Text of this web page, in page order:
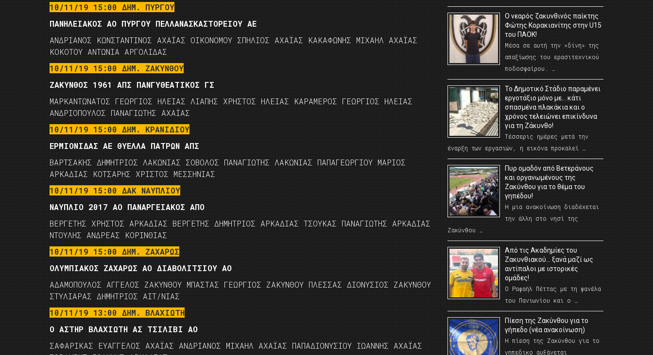
10/11/19 15:00 ΔΗΜ. ΠΥΡΓΟΥ
ΠΑΝΗΛΕΙΑΚΟΣ ΑΟ ΠΥΡΓΟΥ ΠΕΛΛΑΝΑΣΚΑΣΤΟΡΕΙΟΥ ΑΕ
ΑΝΔΡΙΑΝΟΣ ΚΩΝΣΤΑΝΤΙΝΟΣ ΑΧΑΪΑΣ ΟΙΚΟΝΟΜΟΥ ΣΠΗΛΙΟΣ ΑΧΑΪΑΣ ΚΑΚΑΦΩΝΗΣ ΜΙΧΑΗΛ ΑΧΑΪΑΣ
ΚΟΚΟΤΟΥ ΑΝΤΩΝΙΑ ΑΡΓΟΛΙΔΑΣ
10/11/19 15:00 ΔΗΜ. ΖΑΚΥΝΘΟΥ
ΖΑΚΥΝΘΟΣ 1961 ΑΠΣ ΠΑΝΓΥΘΕΑΤΙΚΟΣ ΓΣ
ΜΑΡΚΑΝΤΩΝΑΤΟΣ ΓΕΩΡΓΙΟΣ ΗΛΕΙΑΣ ΛΙΑΠΗΣ ΧΡΗΣΤΟΣ ΗΛΕΙΑΣ ΚΑΡΑΜΕΡΟΣ ΓΕΩΡΓΙΟΣ ΗΛΕΙΑΣ
ΑΝΔΡΙΟΠΟΥΛΟΣ ΠΑΝΑΓΙΩΤΗΣ ΑΧΑΪΑΣ
10/11/19 15:00 ΔΗΜ. ΚΡΑΝΙΔΙΟΥ
ΕΡΜΙΟΝΙΔΑΣ ΑΕ ΘΥΕΛΛΑ ΠΑΤΡΩΝ ΑΠΣ
ΒΑΡΤΣΑΚΗΣ ΔΗΜΗΤΡΙΟΣ ΛΑΚΩΝΙΑΣ ΣΟΒΟΛΟΣ ΠΑΝΑΓΙΩΤΗΣ ΛΑΚΩΝΙΑΣ ΠΑΠΑΓΕΩΡΓΙΟΥ ΜΑΡΙΟΣ
ΑΡΚΑΔΙΑΣ ΚΟΤΣΑΡΗΣ ΧΡΙΣΤΟΣ ΜΕΣΣΗΝΙΑΣ
10/11/19 15:00 ΔΑΚ ΝΑΥΠΛΙΟΥ
ΝΑΥΠΛΙΟ 2017 ΑΟ ΠΑΝΑΡΓΕΙΑΚΟΣ ΑΠΟ
ΒΕΡΓΕΤΗΣ ΧΡΗΣΤΟΣ ΑΡΚΑΔΙΑΣ ΒΕΡΓΕΤΗΣ ΔΗΜΗΤΡΙΟΣ ΑΡΚΑΔΙΑΣ ΤΣΟΥΚΑΣ ΠΑΝΑΓΙΩΤΗΣ ΑΡΚΑΔΙΑΣ
ΝΤΟΥΛΗΣ ΑΝΔΡΕΑΣ ΚΟΡΙΝΘΙΑΣ
10/11/19 15:00 ΔΗΜ. ΖΑΧΑΡΩΣ
ΟΛΥΜΠΙΑΚΟΣ ΖΑΧΑΡΩΣ ΑΟ ΔΙΑΒΟΛΙΤΣΙΟΥ ΑΟ
ΑΔΑΜΟΠΟΥΛΟΣ ΑΓΓΕΛΟΣ ΖΑΚΥΝΘΟΥ ΜΠΑΣΤΑΣ ΓΕΩΡΓΙΟΣ ΖΑΚΥΝΘΟΥ ΠΛΕΣΣΑΣ ΔΙΟΝΥΣΙΟΣ ΖΑΚΥΝΘΟΥ
ΣΤΥΛΙΑΡΑΣ ΔΗΜΗΤΡΙΟΣ ΑΙΤ/ΝΙΑΣ
10/11/19 13:00 ΔΗΜ. ΒΛΑΧΙΩΤΗ
Ο ΑΣΤΗΡ ΒΛΑΧΙΩΤΗ ΑΣ ΤΣΙΛΙΒΙ ΑΟ
ΣΑΦΑΡΙΚΑΣ ΕΥΑΓΓΕΛΟΣ ΑΧΑΪΑΣ ΑΝΔΡΙΑΝΟΣ ΜΙΧΑΗΛ ΑΧΑΪΑΣ ΠΑΠΑΔΙΟΝΥΣΙΟΥ ΙΩΑΝΝΗΣ ΑΧΑΪΑΣ
O νεαρός ζακυνθινός παίκτης
Φώτης Κορακιανίτης στην U15
του ΠΑΟΚ!
Μέσα σε αυτή την «δίνη» της
απαξίωσης του ερασιτεχνικού
ποδοσφαίρου. …
Το Δημοτικό Στάδιο παραμένει
εργοτάξιο μόνο με… κάτι
σπασμένα πλακάκια και ο
χρόνος τελειώνει επικίνδυνα
για τη Ζάκυνθο!
Τέσσερις ημέρες μετά την
έναρξη των εργασιών, η εικόνα προκαλεί …
Πυρ ομαδόν από Βετεράνους
και οργανωμένους της
Ζακύνθου για το θέμα του
γηπέδου!
Η μια ανακοίνωση διαδέχεται
την άλλη στο νησί της
Ζακύνθου …
Από τις Ακαδημίες του
Ζακυνθιακού… ξανά μαζί ως
αντίπαλοι με ιστορικές
ομάδες!
Ο Ραφαήλ Πέττας με τη φανέλα
του Πανιωνίου και ο …
Πίεση της Ζακύνθου για το
γήπεδο (νέα ανακοίνωση)
Η πίεση της Ζακύνθου για το
γηπεδικο αυξάνεται